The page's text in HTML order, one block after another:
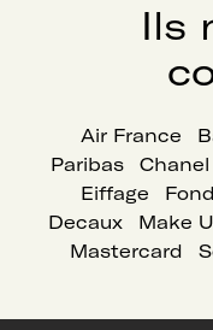
Ils
Air France
Paribas
Chanel
Eiffage
Decaux
Make
Mastercard